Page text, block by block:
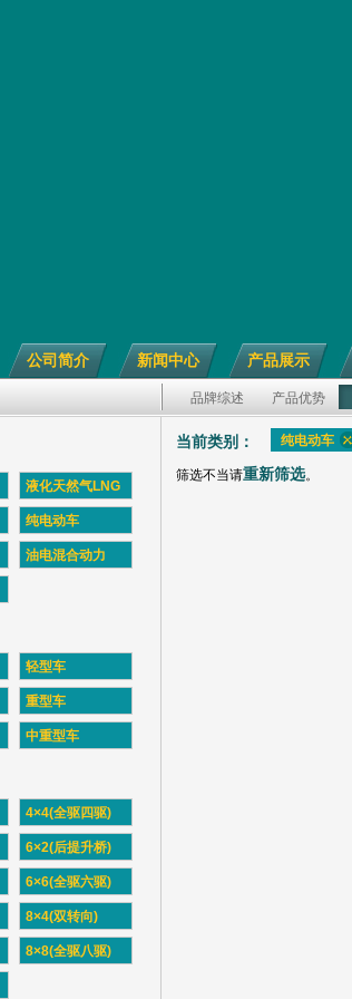
公司简介 新闻中心 产品展示
品牌综述 产品优势
液化天然气LNG
纯电动车
油电混合动力
轻型车
重型车
中重型车
4×4(全驱四驱)
6×2(后提升桥)
6×6(全驱六驱)
8×4(双转向)
8×8(全驱八驱)
当前类别： 纯电动车
筛选不当请重新筛选。